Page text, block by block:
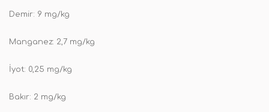
Demir: 9 mg/kg
Manganez: 2,7 mg/kg
İyot: 0,25 mg/kg
Bakır: 2 mg/kg